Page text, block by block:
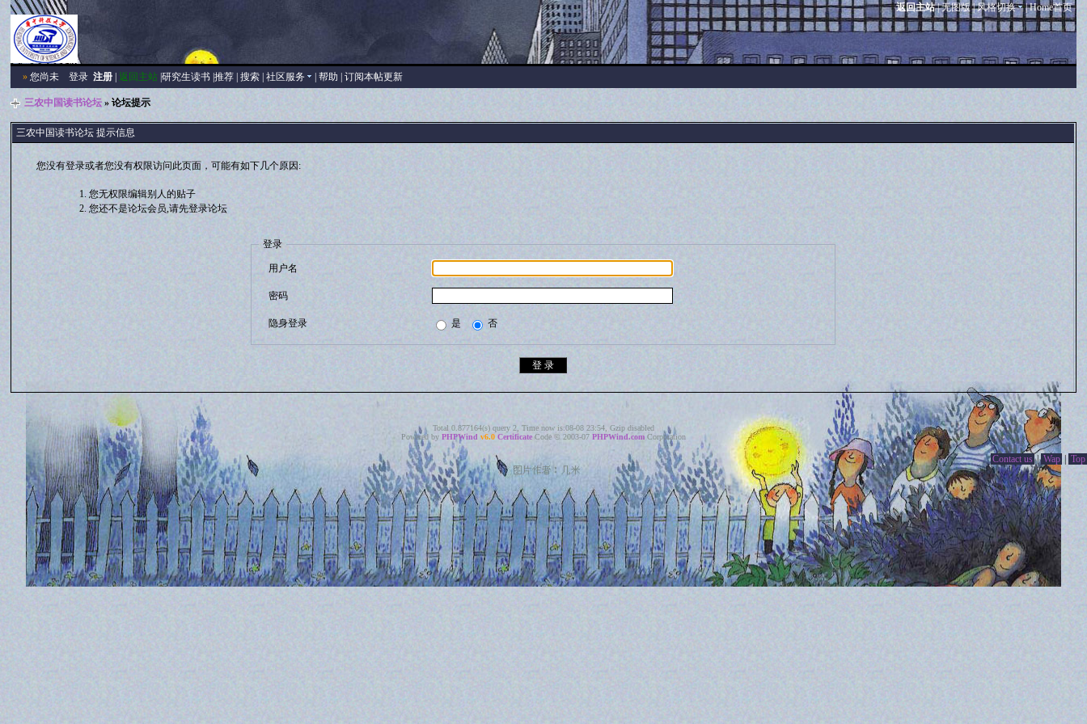
返回主站|无图版|风格切换 |Home首页
» 您尚未登录 注册 |返回主站 |研究生读书 |推荐 |搜索 |社区服务 |帮助 |订阅本帖更新
三农中国读书论坛 » 论坛提示
三农中国读书论坛 提示信息
您没有登录或者您没有权限访问此页面，可能有如下几个原因:
您无权限编辑别人的贴子
您还不是论坛会员,请先登录论坛
登录
用户名
密码
隐身登录 是 否
Total 0.877164(s) query 2, Time now is:08-08 23:54, Gzip disabled
Powered by PHPWind v6.0 Certificate Code © 2003-07 PHPWind.com Corporation
Contact us | Wap | Top